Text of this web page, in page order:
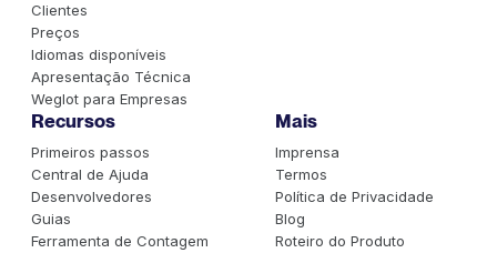
Clientes
Preços
Idiomas disponíveis
Apresentação Técnica
Weglot para Empresas
Recursos
Primeiros passos
Central de Ajuda
Desenvolvedores
Guias
Ferramenta de Contagem
Mais
Imprensa
Termos
Política de Privacidade
Blog
Roteiro do Produto